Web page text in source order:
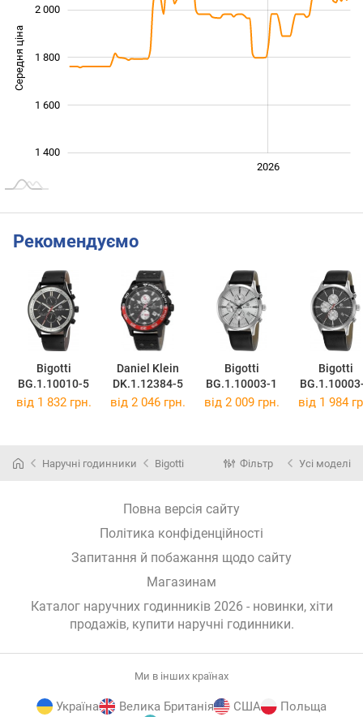
Середня ціна 1 500
1 400
1 600
1 800
2 000
2026
Рекомендуємо
Bigotti
BG.1.10010-5
Daniel Klein
DK.1.12384-5
Bigotti
BG.1.10003-1
Bigotti
від 1 832 грн. від 2 046 грн. від 2 009 грн. від 1 984
Наручні годинники Bigotti Фільтр Усі моделі
Повна версія сайту
Політика конфіденційності
Запитання й побажання щодо сайту
Магазинам
Каталог наручних годинників 2026 - новинки, хіти
продажів, купити наручні годинники.
Ми в інших країнах
Україна Велика Британія США
Польща